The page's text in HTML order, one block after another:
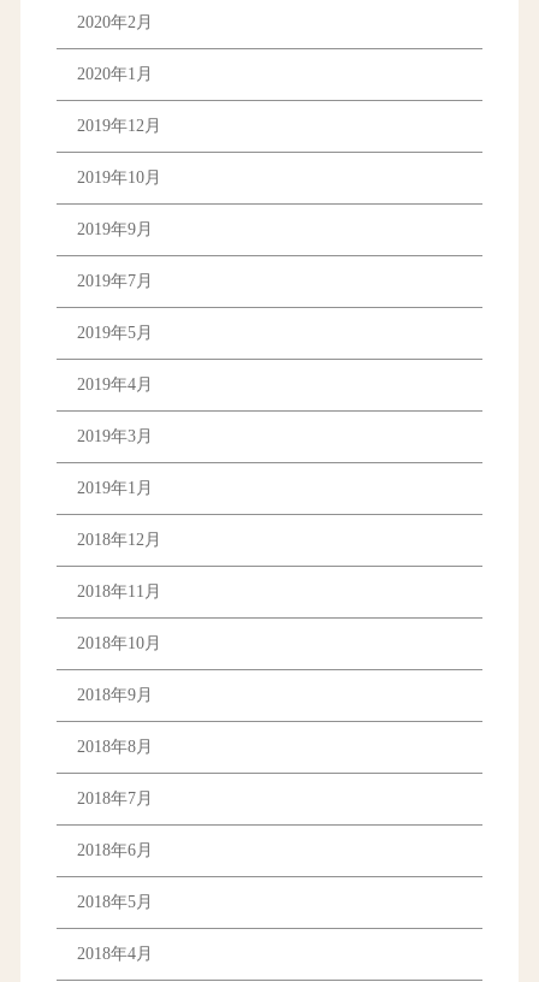
2020年2月
2020年1月
2019年12月
2019年10月
2019年9月
2019年7月
2019年5月
2019年4月
2019年3月
2019年1月
2018年12月
2018年11月
2018年10月
2018年9月
2018年8月
2018年7月
2018年6月
2018年5月
2018年4月